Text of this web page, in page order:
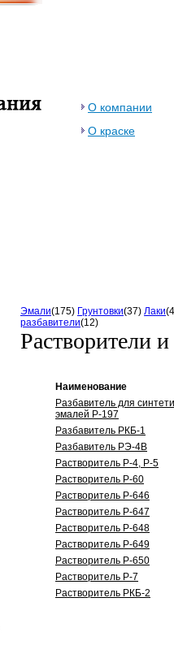
О компании
О краске
Эмали(175) Грунтовки(37) Лаки
разбавители(12)
Растворители
Наименование
Разбавитель для
эмалей Р-197
Разбавитель РКБ-1
Разбавитель РЭ-4В
Растворитель Р-4, Р-5
Растворитель Р-60
Растворитель Р-646
Растворитель Р-647
Растворитель Р-648
Растворитель Р-649
Растворитель Р-650
Растворитель Р-7
Растворитель РКБ-2